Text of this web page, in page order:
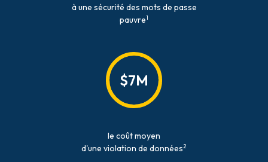
à une sécurité des mots de passe
pauvre1
$7M
le coût moyen
d'une violation de données2